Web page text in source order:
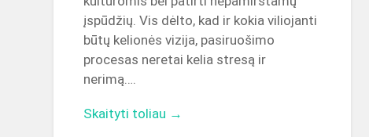
įspūdžių. Vis dėlto, kad ir kokia viliojanti
būtų kelionės vizija, pasiruošimo
procesas neretai kelia stresą ir
nerimą….
Skaityti toliau →